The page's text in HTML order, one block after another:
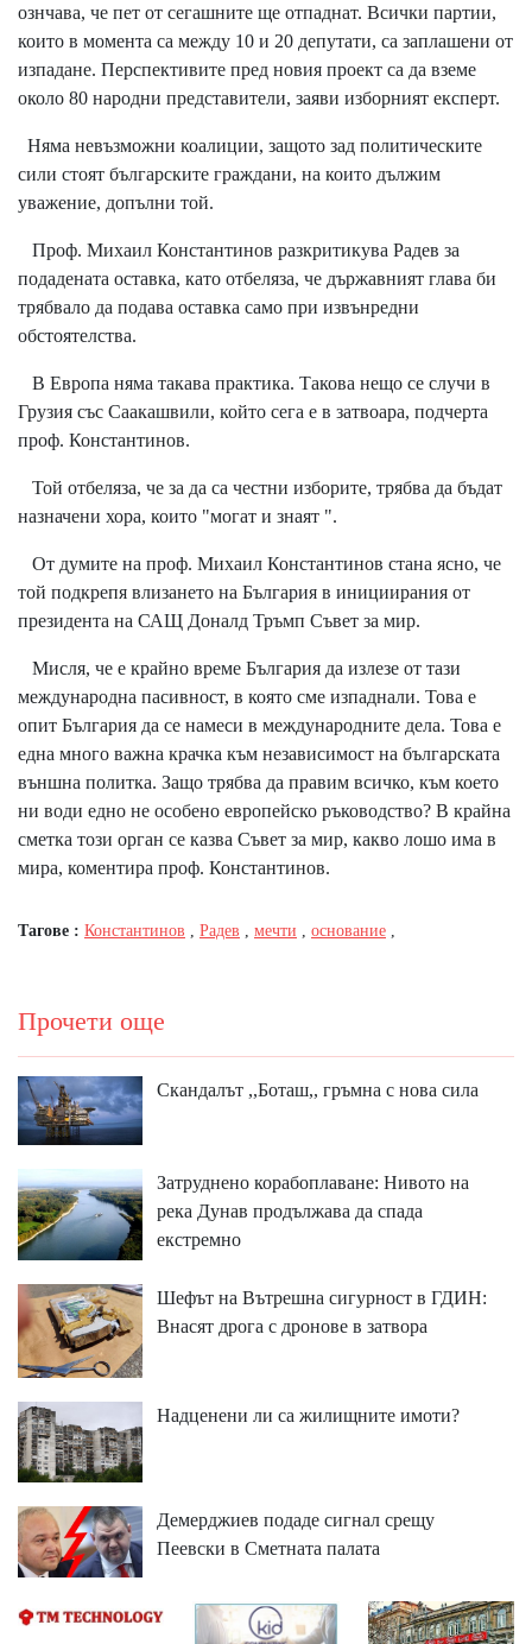
ознчава, че пет от сегашните ще отпаднат. Всички партии,
които в момента са между 10 и 20 депутати, са заплашени от
изпадане. Перспективите пред новия проект са да вземе
около 80 народни представители, заяви изборният експерт.
Няма невъзможни коалиции, защото зад политическите
сили стоят българските граждани, на които дължим
уважение, допълни той.
Проф. Михаил Константинов разкритикува Радев за
подадената оставка, като отбеляза, че държавният глава би
трябвало да подава оставка само при извънредни
обстоятелства.
В Европа няма такава практика. Такова нещо се случи в
Грузия със Саакашвили, който сега е в затвоара, подчерта
проф. Константинов.
Той отбеляза, че за да са честни изборите, трябва да бъдат
назначени хора, които "могат и знаят ".
От думите на проф. Михаил Константинов стана ясно, че
той подкрепя влизането на България в инициирания от
президента на САЩ Доналд Тръмп Съвет за мир.
Мисля, че е крайно време България да излезе от тази
международна пасивност, в която сме изпаднали. Това е
опит България да се намеси в международните дела. Това е
една много важна крачка към независимост на българската
външна политка. Защо трябва да правим всичко, към което
ни води едно не особено европейско ръководство? В крайна
сметка този орган се казва Съвет за мир, какво лошо има в
мира, коментира проф. Константинов.
Тагове : Константинов Радев мечти основание
Прочети още
Скандалът ,,Боташ,, гръмна с нова сила
Затруднено корабоплаване: Нивото на
река Дунав продължава да спада
екстремно
Шефът на Вътрешна сигурност в ГДИН:
Внасят дрога с дронове в затвора
Надценени ли са жилищните имоти?
Демерджиев подаде сигнал срещу
Пеевски в Сметната палата